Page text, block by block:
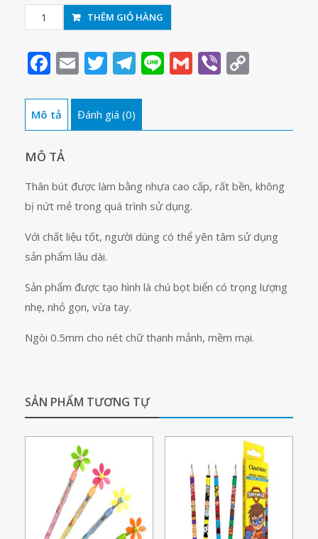
chì
M&G
87524
số
THÊM GIỎ HÀNG
Facebook
EmailTwitter
Telegram
LineGmail
Viber
Mô tả Đánh giá (0)
MÔ TẢ
Thân bút được làm bằng nhựa cao cấp, rất bền, không
bị nứt mẻ trong quá trình sử dụng.
Với chất liệu tốt, người dùng có thể yên tâm sử dụng
sản phẩm lâu dài.
Sản phẩm được tạo hình là chú bọt biển có trọng lượng
nhẹ, nhỏ gọn, vừa tay.
Ngòi 0.5mm cho nét chữ thanh mảnh, mềm mại.
SẢN PHẨM TƯƠNG TỰ